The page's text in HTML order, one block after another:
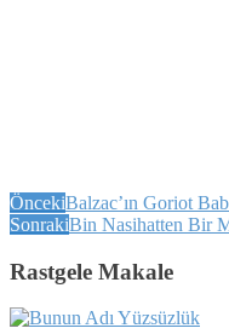
ÖncekiBalzac’ın Goriot
SonrakiBin Nasihatten Bir
Rastgele Makale